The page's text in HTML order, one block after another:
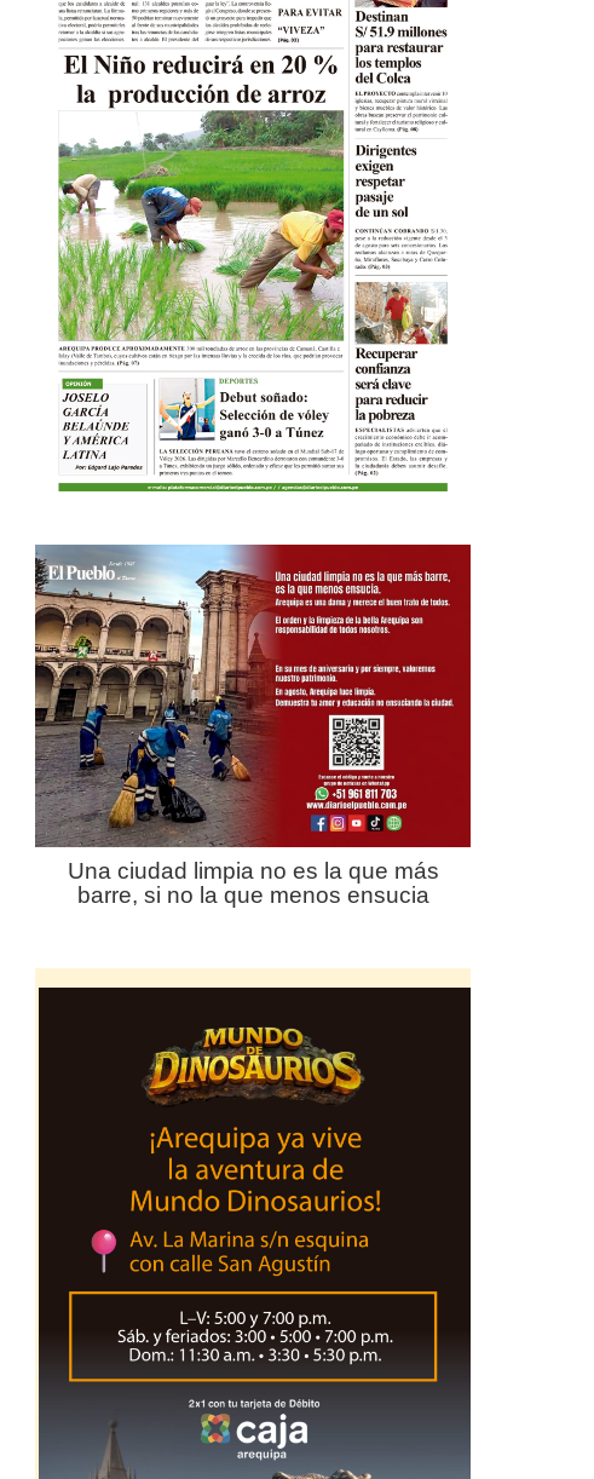
Una ciudad limpia no es la que más
barre, si no la que menos ensucia